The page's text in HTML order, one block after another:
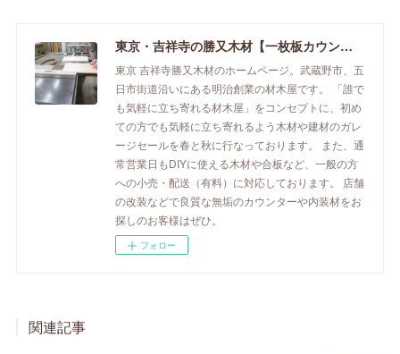
東京・吉祥寺の勝又木材【一枚板カウンター】
東京 吉祥寺勝又木材のホームページ。武蔵野市、五
日市街道沿いにある明治創業の材木屋です。 「誰で
も気軽に立ち寄れる材木屋」をコンセプトに、初め
ての方でも気軽に立ち寄れるよう木材や建材のガレ
ージセールを春と秋に行なっております。 また、通
常営業日もDIYに使える木材や合板など、一般の方
への小売・配送（有料）に対応しております。 店舗
の改装などで良質な無垢のカウンターや内装材をお
探しのお客様はぜひ。
フォロー
関連記事